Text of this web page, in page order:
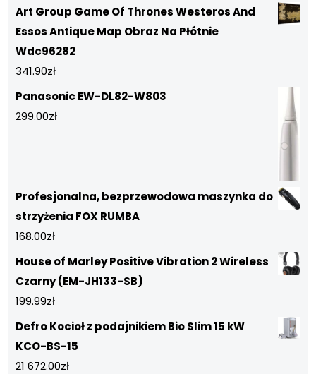
Art Group Game Of Thrones Westeros And
Essos Antique Map Obraz Na Płótnie
Wdc96282
341.90zł
Panasonic EW-DL82-W803
299.00zł
Profesjonalna, bezprzewodowa maszynka do
strzyżenia FOX RUMBA
168.00zł
House of Marley Positive Vibration 2 Wireless
Czarny (EM-JH133-SB)
199.99zł
Defro Kocioł z podajnikiem Bio Slim 15 kW
KCO-BS-15
21 672.00zł